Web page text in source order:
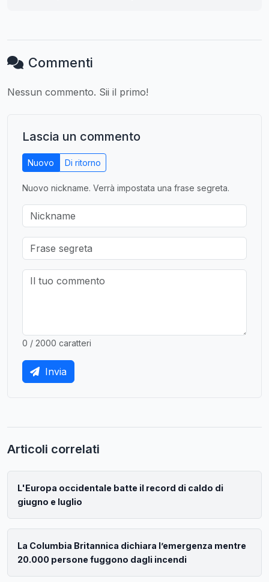
Commenti
Nessun commento. Sii il primo!
Lascia un commento
Nuovo Di ritorno
Nuovo nickname. Verrà impostata una frase segreta.
0 / 2000 caratteri
Invia
Articoli correlati
L'Europa occidentale batte il record di caldo di
giugno e luglio
La Columbia Britannica dichiara l’emergenza mentre
20.000 persone fuggono dagli incendi